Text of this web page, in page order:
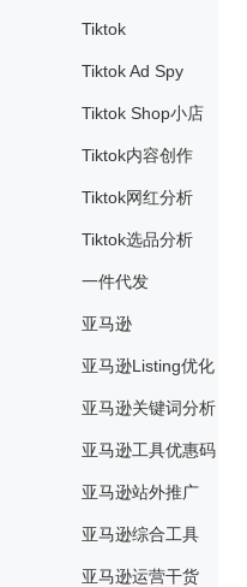
Tiktok
Tiktok Ad Spy
Tiktok Shop小店
Tiktok内容创作
Tiktok网红分析
Tiktok选品分析
一件代发
亚马逊
亚马逊Listing优化
亚马逊关键词分析
亚马逊工具优惠码
亚马逊站外推广
亚马逊综合工具
亚马逊运营干货